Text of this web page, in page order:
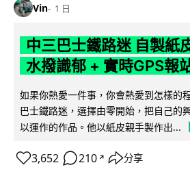
Vin 1 日
中三巴士鐵路迷 自製紙
水撥識郁 + 實時GPS報
如果你熱愛一件事，你會熱愛到怎樣的
巴士鐵路迷，選擇由零開始，把自己的
以運作的作品。他以紙皮親手製作出...
3,652 210 ↗ 分享